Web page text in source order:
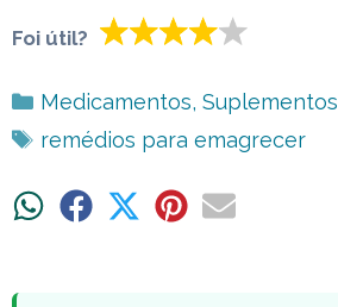
Foi útil?
Categorias
Medicamentos, Suplementos
Tags
remédios para emagrecer
ShareShare ShareShareShare